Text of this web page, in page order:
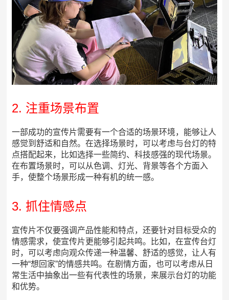
2. 注重场景布置
一部成功的宣传片需要有一个合适的场景环境，能够让人
感觉到舒适和自然。在选择场景时，可以考虑与台灯的特
点搭配起来，比如选择一些简约、科技感强的现代场景。
在布置场景时，可以从色调、灯光、背景等各个方面入
手，使整个场景形成一种有机的统一感。
3. 抓住情感点
宣传片不仅要强调产品性能和特点，还要针对目标受众的
情感需求，使宣传片更能够引起共鸣。比如，在宣传台灯
时，可以考虑向观众传递一种温馨、舒适的感觉，让人有
一种“想回家”的情感共鸣。在剧情方面，也可以考虑从日
常生活中抽象出一些有代表性的场景，来展示台灯的功能
和优势。